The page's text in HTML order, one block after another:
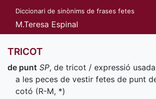
Diccionari de sinònims de frases fetes
M.Teresa Espinal
TRICOT
de punt SP, de tricot / expressió
a les peces de vestir fetes de punt
cotó (R-M, *)